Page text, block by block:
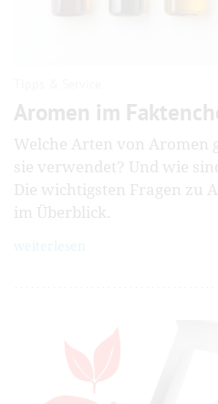
Aromen im
Welche Arten von Aromen
sie verwendet? Und wie
Die wichtigsten Fragen zu
im Überblick.
weiterlesen